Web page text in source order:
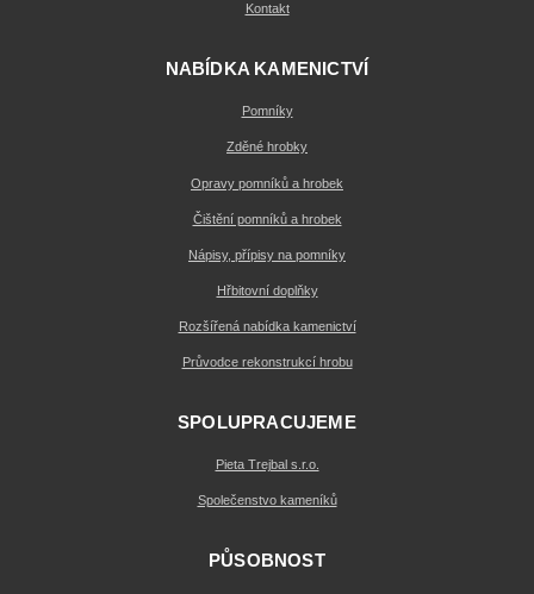
Kontakt
NABÍDKA KAMENICTVÍ
Pomníky
Zděné hrobky
Opravy pomníků a hrobek
Čištění pomníků a hrobek
Nápisy, přípisy na pomníky
Hřbitovní doplňky
Rozšířená nabídka kamenictví
Průvodce rekonstrukcí hrobu
SPOLUPRACUJEME
Pieta Trejbal s.r.o.
Společenstvo kameníků
PŮSOBNOST